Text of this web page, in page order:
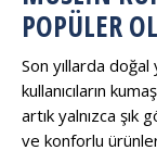
POPÜLER
Son yıllarda
kullanıcıların
artık yalnızca şık
ve konforlu